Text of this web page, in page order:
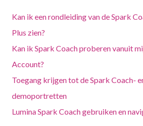
Kan ik een rondleiding van de Spark
Plus zien?
Kan ik Spark Coach proberen vanuit
Account?
Toegang krijgen tot de Spark Coach-
demoportretten
Lumina Spark Coach gebruiken en